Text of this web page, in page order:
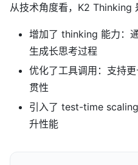
从技术角度看，K2 Thinking
增加了 thinking 能力：
生成长思考过程
优化了工具调用：支持
贯性
引入了 test-time
升性能